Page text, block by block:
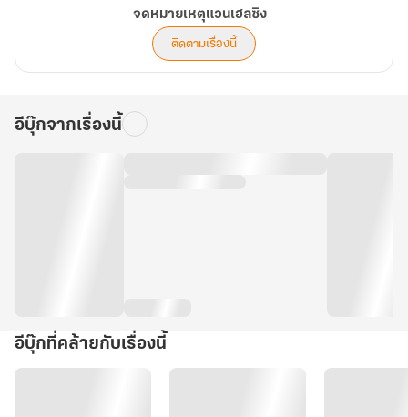
เป็นเครื่องมืออีกด้วย ดังนั้นภารกิจครั้งนี้ของแวนเฮลซิงจึงเดิมพันไว้ด้วย
บทสรุปของสงครามระหว่างคุณหมอผู้มีหัวใจแห่งศรัทธาและปีศาจแห่ง
จดหมายเหตุแวนเฮลซิง
ติดตามเรื่องนี้
อีบุ๊กจากเรื่องนี้
อีบุ๊กที่คล้ายกับเรื่องนี้